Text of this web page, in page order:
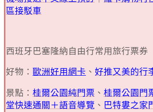
區接駁車
西班牙巴塞隆納自由行常用旅行票券
好物： 歐洲好用網卡 、 好推又美的行
景點： 桂爾公園純門票 、 桂爾公園門
堂快速通關＋語音導覽 、 巴特婁之家